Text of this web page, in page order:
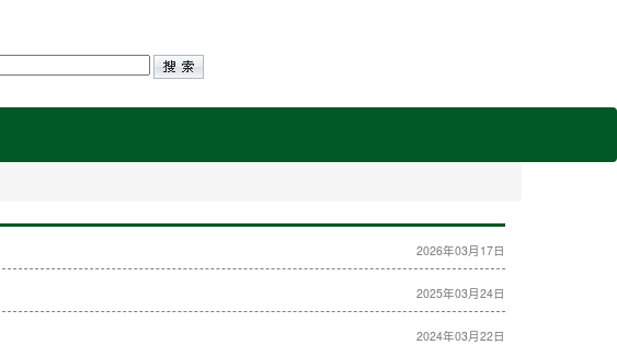
2026年03月17日
2025年03月24日
2024年03月22日